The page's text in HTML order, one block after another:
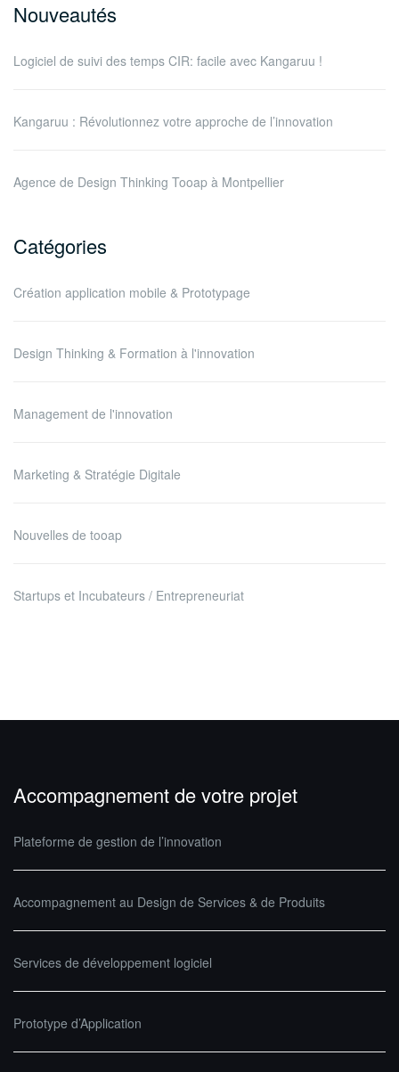
Nouveautés
Logiciel de suivi des temps CIR: facile avec Kangaruu !
Kangaruu : Révolutionnez votre approche de l’innovation
Agence de Design Thinking Tooap à Montpellier
Catégories
Création application mobile & Prototypage
Design Thinking & Formation à l'innovation
Management de l'innovation
Marketing & Stratégie Digitale
Nouvelles de tooap
Startups et Incubateurs / Entrepreneuriat
Accompagnement de votre projet
Plateforme de gestion de l’innovation
Accompagnement au Design de Services & de Produits
Services de développement logiciel
Prototype d’Application